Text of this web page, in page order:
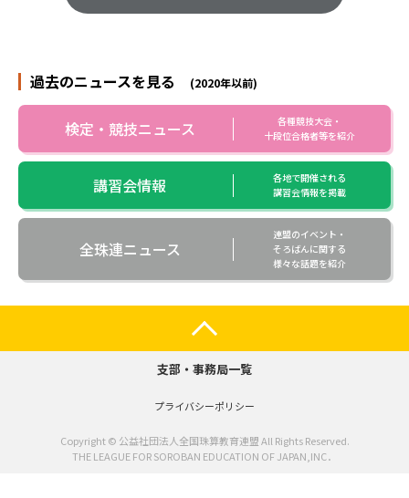
過去のニュースを見る (2020年以前)
検定・競技ニュース
各種競技大会・
十段位合格者等を紹介
講習会情報
各地で開催される
講習会情報を掲載
全珠連ニュース
連盟のイベント・
そろばんに関する
様々な話題を紹介
支部・事務局一覧
プライバシーポリシー
Copyright © 公益社団法人全国珠算教育連盟 All Rights Reserved.
THE LEAGUE FOR SOROBAN EDUCATION OF JAPAN,INC．